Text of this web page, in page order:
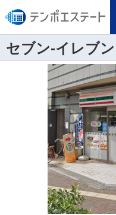
セブン-イレブ